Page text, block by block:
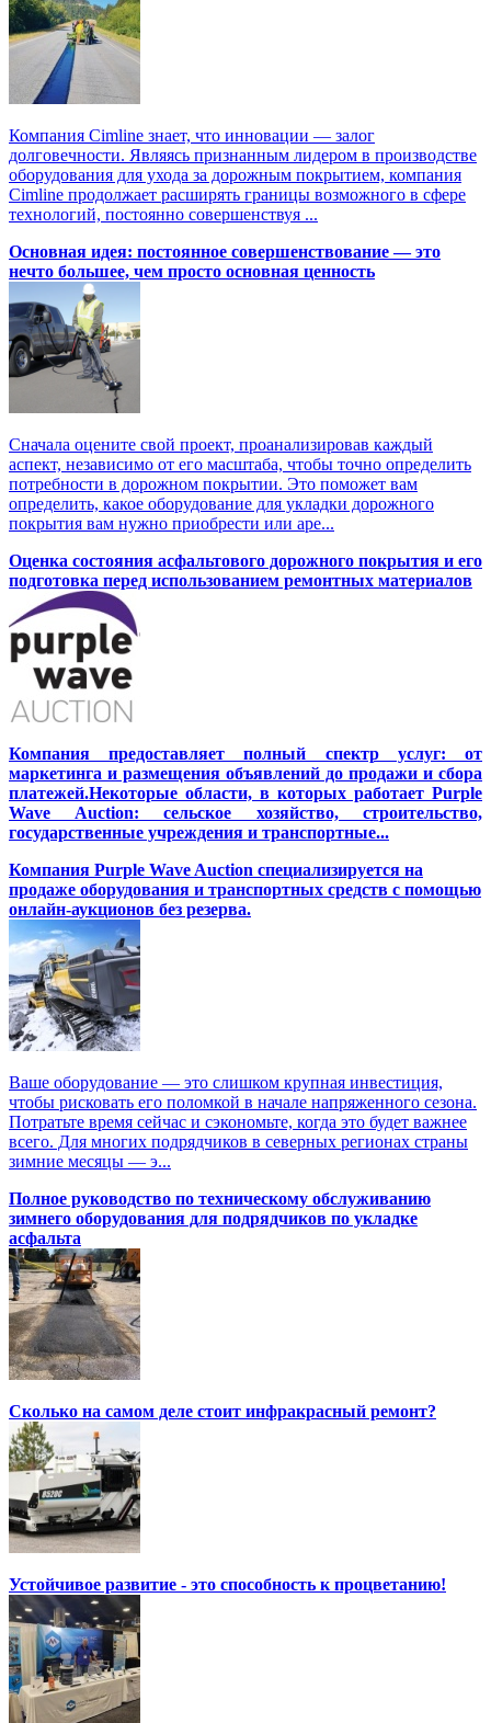
Компания Cimline знает, что инновации — залог
долговечности. Являясь признанным лидером в производстве
оборудования для ухода за дорожным покрытием, компания
Cimline продолжает расширять границы возможного в сфере
технологий, постоянно совершенствуя ...
Основная идея: постоянное совершенствование — это
нечто большее, чем просто основная ценность
Сначала оцените свой проект, проанализировав каждый
аспект, независимо от его масштаба, чтобы точно определить
потребности в дорожном покрытии. Это поможет вам
определить, какое оборудование для укладки дорожного
покрытия вам нужно приобрести или аре...
Оценка состояния асфальтового дорожного покрытия и его
подготовка перед использованием ремонтных материалов
Компания предоставляет полный спектр услуг: от
маркетинга и размещения объявлений до продажи и сбора
платежей.Некоторые области, в которых работает Purple
Wave Auction: сельское хозяйство, строительство,
государственные учреждения и транспортные...
Компания Purple Wave Auction специализируется на
продаже оборудования и транспортных средств с помощью
онлайн-аукционов без резерва.
Ваше оборудование — это слишком крупная инвестиция,
чтобы рисковать его поломкой в начале напряженного сезона.
Потратьте время сейчас и сэкономьте, когда это будет важнее
всего. Для многих подрядчиков в северных регионах страны
зимние месяцы — э...
Полное руководство по техническому обслуживанию
зимнего оборудования для подрядчиков по укладке
асфальта
Сколько на самом деле стоит инфракрасный ремонт?
Устойчивое развитие - это способность к процветанию!